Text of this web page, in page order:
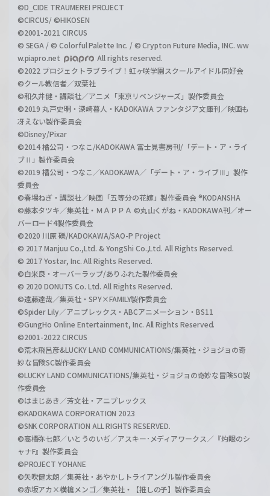
©D_CIDE TRAUMEREI PROJECT
©CIRCUS/ ©HIKOSEN
©2001-2021 CIRCUS
© SEGA / © Colorful Palette Inc. / © Crypton Future Media, INC. ww
w.piapro.net
All rights reserved.
©2022 プロジェクトラブライブ！虹ヶ咲学園スクールアイドル同好会
©クール教信者／双葉社
©和久井健・講談社／アニメ「東京リベンジャーズ」製作委員会
©2019 丸戸史明・深崎暮人・KADOKAWA ファンタジア文庫刊／映画も
冴えない製作委員会
©Disney/Pixar
©2014 橘公司・つなこ/KADOKAWA 富士見書房刊/「デート・ア・ライ
ブⅡ」製作委員会
©2019 橘公司・つなこ／KADOKAWA／「デート・ア・ライブⅢ」製作
委員会
©春場ねぎ・講談社／映画「五等分の花嫁」製作委員会 ®KODANSHA
©藤本タツキ／集英社・ＭＡＰＰＡ ©丸山くがね・KADOKAWA刊／オー
バーロード4製作委員会
©2020 川原 礫/KADOKAWA/SAO-P Project
© 2017 Manjuu Co.,Ltd. & YongShi Co.,Ltd. All Rights Reserved.
© 2017 Yostar, Inc. All Rights Reserved.
©白米良・オーバーラップ/ありふれた製作委員会
© 2020 DONUTS Co. Ltd. All Rights Reserved.
©遠藤達哉／集英社・SPY×FAMILY製作委員会
©Spider Lily／アニプレックス・ABCアニメーション・BS11
©GungHo Online Entertainment, Inc. All Rights Reserved.
©2001-2022 CIRCUS
©荒木飛呂彦&LUCKY LAND COMMUNICATIONS/集英社・ジョジョの奇
妙な冒険SC製作委員会
©LUCKY LAND COMMUNICATIONS/集英社・ジョジョの奇妙な冒険SO製
作委員会
©はまじあき／芳文社・アニプレックス
©KADOKAWA CORPORATION 2023
©SNK CORPORATION ALL RIGHTS RESERVED.
©高橋弥七郎／いとうのいぢ／アスキー･メディアワークス／『灼眼のシ
ャナF』製作委員会
©PROJECT YOHANE
©矢吹健太朗／集英社・あやかしトライアングル製作委員会
©赤坂アカ×横槍メンゴ／集英社・【推しの子】製作委員会